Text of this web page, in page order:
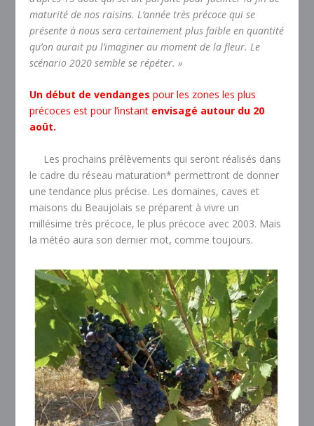
maturité de nos raisins. L’année très précoce qui se
présente à nous sera certainement plus faible en quantité
qu’on aurait pu l’imaginer au moment de la fleur. Le
scénario 2020 semble se répéter. »
Un début de vendanges pour les zones les plus
précoces est pour l’instant envisagé autour du 20
août.
Les prochains prélèvements qui seront réalisés dans
le cadre du réseau maturation* permettront de donner
une tendance plus précise. Les domaines, caves et
maisons du Beaujolais se préparent à vivre un
millésime très précoce, le plus précoce avec 2003. Mais
la météo aura son dernier mot, comme toujours.